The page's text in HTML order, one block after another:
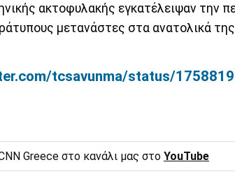
ακτοφυλακής εγκατέλειψαν την
μετανάστες στα ανατολικά της
tcsavunma/status/
Greece στο κανάλι μας στο YouTube